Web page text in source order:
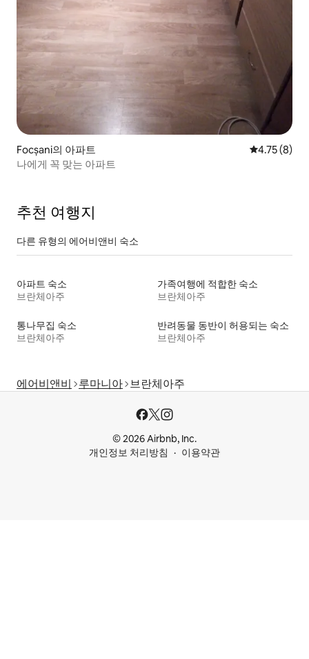
Focșani의 아파트 평점 4.75점
4.75 (8)
나에게 꼭 맞는 아파트
추천 여행지
다른 유형의 에어비앤비 숙소
아파트 숙소
브란체아주
가족여행에 적합한 숙소
브란체아주
통나무집 숙소
브란체아주
반려동물 동반이 허용되는 숙소
브란체아주
에어비앤비 루마니아 브란체아주
© 2026 Airbnb, Inc.
개인정보 처리방침
이용약관